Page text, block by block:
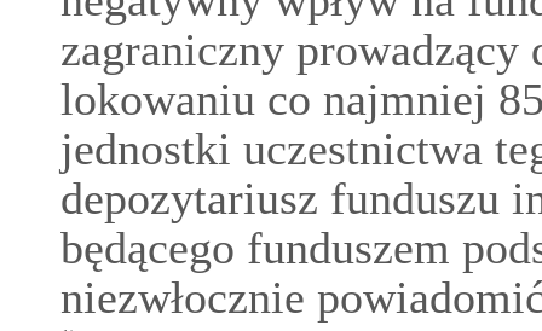
zagraniczny prowadzący
lokowaniu co najmniej
jednostki uczestnictwa
depozytariusz funduszu
będącego funduszem
niezwłocznie